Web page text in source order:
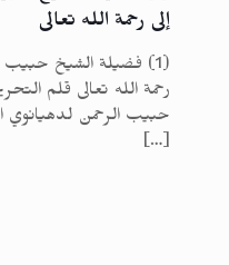
إلى رحمة الله تعالى
(1) فضيلة الشيخ حبيب
رحمة الله تعالى قلم
حبيب الرحمن
[…]